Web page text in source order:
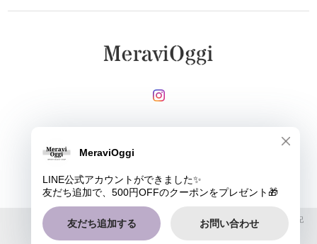
MeraviOggi |プライバシーポリシー|特定商取引法に基づく表記